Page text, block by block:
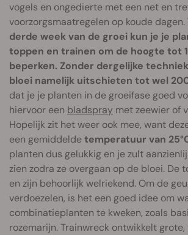
vogels en ongedierte met een net en
voorzorgsmaatregelen op koude dagen.
derde week van de groei kun je je
toppen en trainen om de hoogte tot
beperken. Zonder dergelijke
bloei namelijk uitschieten tot wel
dat je je planten in de groeifase goed
hiervoor een bladspray met zeewier of
Hopelijk zit het weer ook mee, want
een gemiddeldetemperatuur van
planten dus gelukkig en je zult
zien zodra ze overgaan op de bloei. De
en zijn behoorlijk welriekend. Om de
verdoezelen, is het een goed idee om
combinatieplanten te kweken, zoals
rozemarijn. Trainwreck ontwikkelt